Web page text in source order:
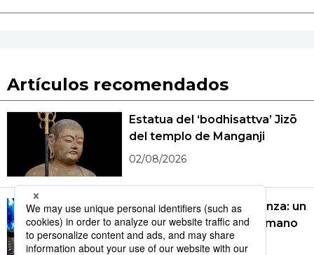
Artículos recomendados
Estatua del ‘bodhisattva’ Jizō
del templo de Manganji
02/08/2026
El Museo de Seiko en Ginza: un
viaje en el tiempo de la mano
de maestros artesanos